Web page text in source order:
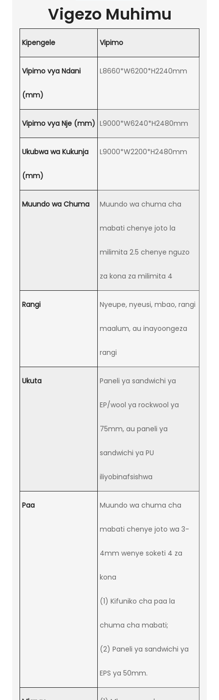
Vigezo Muhimu
Kipengele Vipimo
Vipimo vya Ndani
(mm)
L8660*W6200*H2240mm
Vipimo vya Nje (mm) L9000*W6240*H2480mm
Ukubwa wa Kukunja
(mm)
L9000*W2200*H2480mm
Muundo wa Chuma Muundo wa chuma cha
mabati chenye joto la
milimita 2.5 chenye nguzo
za kona za milimita 4
Rangi Nyeupe, nyeusi, mbao, rangi
maalum, au inayoongeza
rangi
Ukuta Paneli ya sandwichi ya
EP/wool ya rockwool ya
75mm, au paneli ya
sandwichi ya PU
iliyobinafsishwa
Paa Muundo wa chuma cha
mabati chenye joto wa 3-
4mm wenye soketi 4 za
kona
(1) Kifuniko cha paa la
chuma cha mabati;
(2) Paneli ya sandwichi ya
EPS ya 50mm.